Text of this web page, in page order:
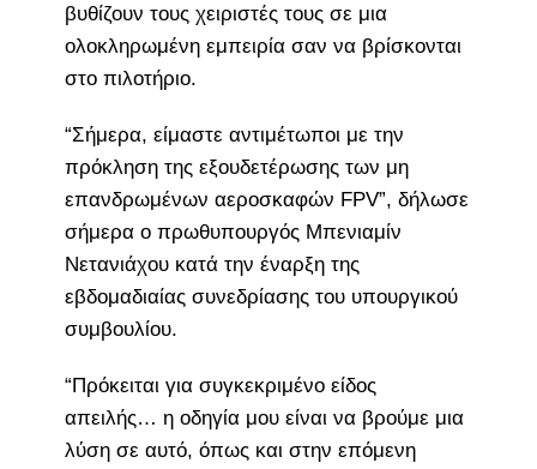
βυθίζουν τους χειριστές τους σε μια
ολοκληρωμένη εμπειρία σαν να βρίσκονται
στο πιλοτήριο.
“Σήμερα, είμαστε αντιμέτωποι με την
πρόκληση της εξουδετέρωσης των μη
επανδρωμένων αεροσκαφών FPV”, δήλωσε
σήμερα ο πρωθυπουργός Μπενιαμίν
Νετανιάχου κατά την έναρξη της
εβδομαδιαίας συνεδρίασης του υπουργικού
συμβουλίου.
“Πρόκειται για συγκεκριμένο είδος
απειλής… η οδηγία μου είναι να βρούμε μια
λύση σε αυτό, όπως και στην επόμενη